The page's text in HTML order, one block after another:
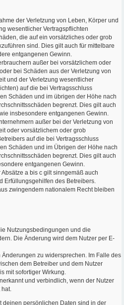
der Verletzung von Leben, Körper und
wesentlicher Vertragspflichten
die auf ein vorsätzliches oder grob
sind. Dies gilt auch für mittelbare
entgangenen Gewinn.
außer bei vorsätzlichem oder
bei Schäden aus der Verletzung von
und der Verletzung wesentlicher
auf die bei Vertragsschluss
Schäden und im übrigen der Höhe nach
begrenzt. Dies gilt auch
insbesondere entgangenen Gewinn.
außer bei der Verletzung von
oder vorsätzlichem oder grob
auf die bei Vertragsschluss
Schäden und im Übrigen der Höhe nach
begrenzt. Dies gilt auch
entgangenen Gewinn.
a bis c gilt sinngemäß auch
Erfüllungsgehilfen des Betreibers.
zwingendem nationalem Recht bleiben
Nutzungsbedingungen und die
Die Änderung wird dem Nutzer per E-
Änderungen zu widersprechen. Im Falle des
dem Betreiber und dem Nutzer
mit sofortiger Wirkung.
und verbindlich, wenn der Nutzer
hat.
deinen persönlichen Daten sind in der